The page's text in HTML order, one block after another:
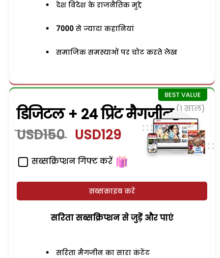
देश विदेश के राजनैतिक मुद्दे
7000 से ज्यादा कहानियां
समाजिक समस्याओं पर चोट करते लेख
डिजिटल + 24 प्रिंट मैगजीन (1 साल)
USD150 USD129
सब्सक्रिप्शन गिफ्ट करें
सब्सक्राइब करें
सरिता सब्सक्रिप्शन से जुड़ेें और पाएं
सरिता मैगजीन का सारा कंटेंट